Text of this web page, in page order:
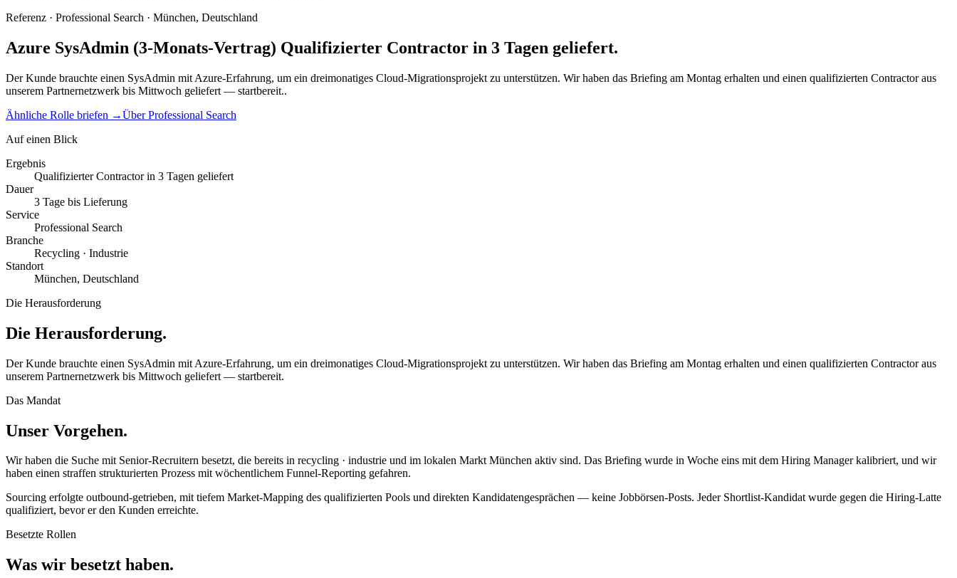
Referenz · Professional Search · München, Deutschland
Azure SysAdmin (3-Monats-Vertrag) Qualifizierter Contractor in 3 Tagen geliefert.
Der Kunde brauchte einen SysAdmin mit Azure-Erfahrung, um ein dreimonatiges Cloud-Migrationsprojekt zu unterstützen. Wir haben das Briefing am Montag erhalten und einen qualifizierten Contractor aus
unserem Partnernetzwerk bis Mittwoch geliefert — startbereit..
Ähnliche Rolle briefen →Über Professional Search
Auf einen Blick
Ergebnis
Qualifizierter Contractor in 3 Tagen geliefert
Dauer
3 Tage bis Lieferung
Service
Professional Search
Branche
Recycling · Industrie
Standort
München, Deutschland
Die Herausforderung
Die Herausforderung.
Der Kunde brauchte einen SysAdmin mit Azure-Erfahrung, um ein dreimonatiges Cloud-Migrationsprojekt zu unterstützen. Wir haben das Briefing am Montag erhalten und einen qualifizierten Contractor aus
unserem Partnernetzwerk bis Mittwoch geliefert — startbereit.
Das Mandat
Unser Vorgehen.
Wir haben die Suche mit Senior-Recruitern besetzt, die bereits in recycling · industrie und im lokalen Markt München aktiv sind. Das Briefing wurde in Woche eins mit dem Hiring Manager kalibriert, und wir
haben einen straffen strukturierten Prozess mit wöchentlichem Funnel-Reporting gefahren.
Sourcing erfolgte outbound-getrieben, mit tiefem Market-Mapping des qualifizierten Pools und direkten Kandidatengesprächen — keine Jobbörsen-Posts. Jeder Shortlist-Kandidat wurde gegen die Hiring-Latte
qualifiziert, bevor er den Kunden erreichte.
Besetzte Rollen
Was wir besetzt haben.